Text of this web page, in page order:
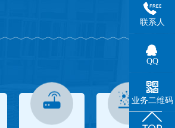
联系人
QQ
业务二维码